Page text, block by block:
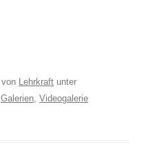
von Lehrkraft unter
Galerien, Videogalerie